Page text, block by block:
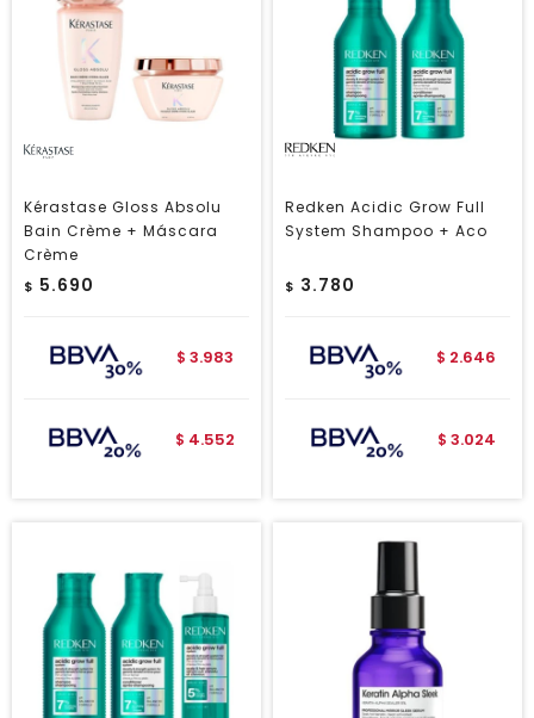
Kérastase Gloss Absolu
Bain Crème + Máscara
Crème
$ 5.690
$ 3.983
$ 4.552
Redken Acidic Grow Full
System Shampoo + Aco
$ 3.780
$ 2.646
$ 3.024